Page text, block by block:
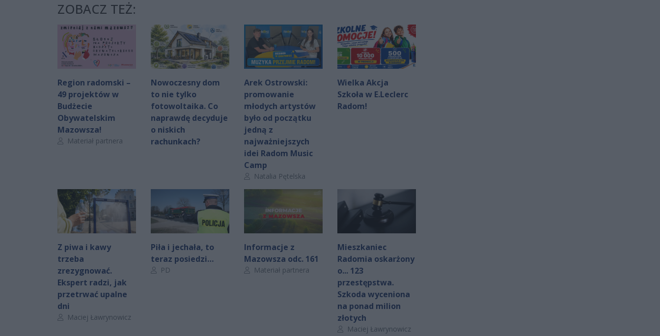
ZOBACZ TEŻ:
Region radomski –
49 projektów w
Budżecie
Obywatelskim
Mazowsza!
Autor artykułu:
Materiał partnera
Nowoczesny dom
to nie tylko
fotowoltaika. Co
naprawdę decyduje
o niskich
rachunkach?
Arek Ostrowski:
promowanie
młodych artystów
było od początku
jedną z
najważniejszych
idei Radom Music
Camp
Autor artykułu:
Natalia Pętelska
Wielka Akcja
Szkoła w E.Leclerc
Radom!
Z piwa i kawy
trzeba
zrezygnować.
Ekspert radzi, jak
przetrwać upalne
dni
Autor artykułu:
Maciej Ławrynowicz
Piła i jechała, to
teraz posiedzi…
Autor artykułu:
PD
Informacje z
Mazowsza odc. 161
Autor artykułu:
Materiał partnera
Mieszkaniec
Radomia oskarżony
o... 123
przestępstwa.
Szkoda wyceniona
na ponad milion
złotych
Autor artykułu:
Maciej Ławrynowicz